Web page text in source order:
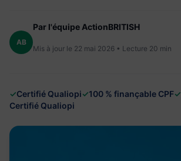
AB
Par l'équipe ActionBRITISH
Mis à jour le 22 mai 2026 • Lecture 20 min
✓Certifié Qualiopi✓100 % finançable CPF✓
Certifié Qualiopi